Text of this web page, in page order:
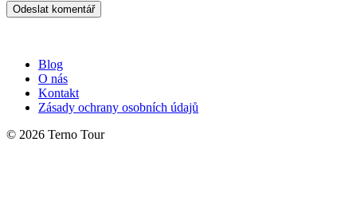
Blog
O nás
Kontakt
Zásady ochrany osobních údajů
© 2026 Terno Tour